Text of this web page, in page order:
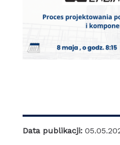
Data publikacji: